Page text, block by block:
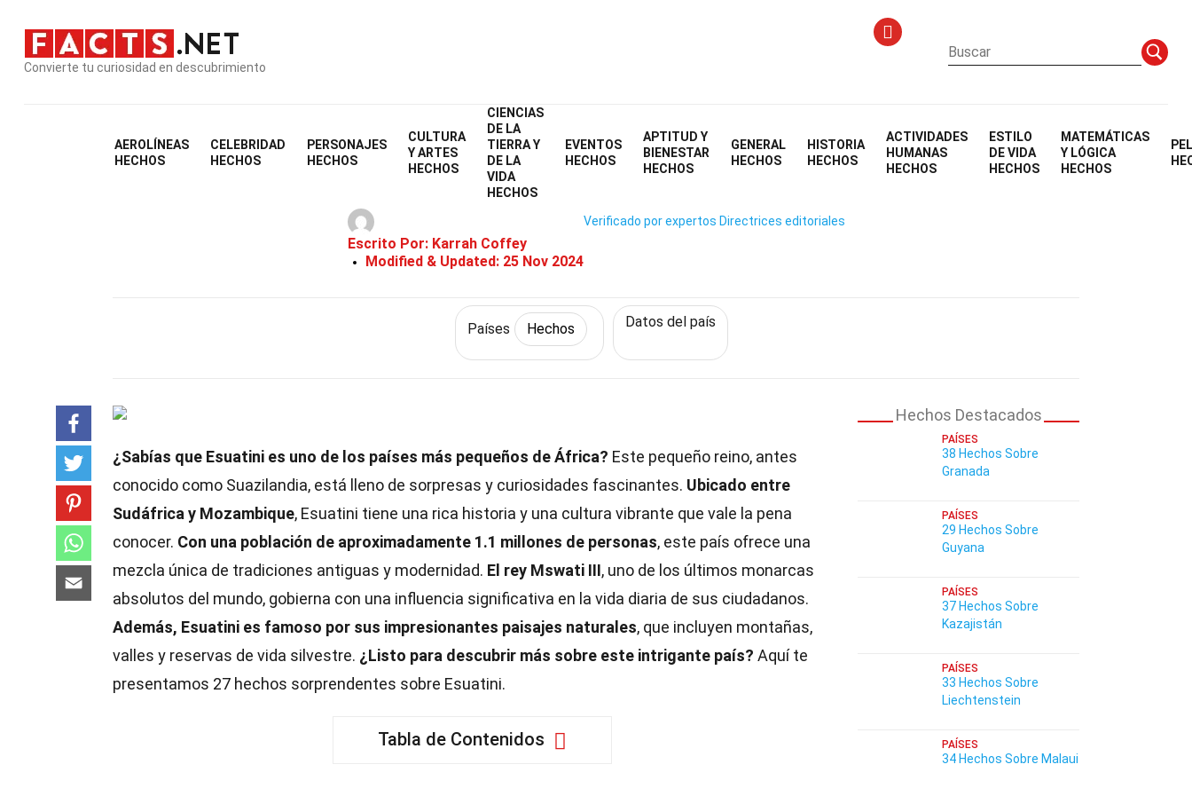
Convierte tu curiosidad en descubrimiento
AEROLÍNEAS
HECHOS
CELEBRIDAD
HECHOS
PERSONAJES
HECHOS
CULTURA
Y ARTES
HECHOS
CIENCIAS
DE LA
TIERRA Y
DE LA
VIDA
HECHOS
EVENTOS
HECHOS
APTITUD Y
BIENESTAR
HECHOS
GENERAL
HECHOS
HISTORIA
HECHOS
ACTIVIDADES
HUMANAS
HECHOS
ESTILO
DE VIDA
HECHOS
MATEMÁTICAS
Y LÓGICA
HECHOS
Home Mundo
27 Hechos Sobre Esuatini
Escrito Por: Karrah Coffey
Modified & Updated: 25 Nov 2024
Verificado por expertos Directrices editoriales
Países Hechos Datos del país
¿Sabías que Esuatini es uno de los países más pequeños de África? Este pequeño reino, antes
conocido como Suazilandia, está lleno de sorpresas y curiosidades fascinantes. Ubicado entre
Sudáfrica y Mozambique, Esuatini tiene una rica historia y una cultura vibrante que vale la pena
conocer. Con una población de aproximadamente 1.1 millones de personas, este país ofrece una
mezcla única de tradiciones antiguas y modernidad. El rey Mswati III, uno de los últimos monarcas
absolutos del mundo, gobierna con una influencia significativa en la vida diaria de sus ciudadanos.
Además, Esuatini es famoso por sus impresionantes paisajes naturales, que incluyen montañas,
valles y reservas de vida silvestre. ¿Listo para descubrir más sobre este intrigante país? Aquí te
presentamos 27 hechos sorprendentes sobre Esuatini.
Tabla de Contenidos
Hechos Destacados
PAÍSES
38 Hechos Sobre
Granada
PAÍSES
29 Hechos Sobre
Guyana
PAÍSES
37 Hechos Sobre
Kazajistán
PAÍSES
33 Hechos Sobre
Liechtenstein
PAÍSES
34 Hechos Sobre Malaui